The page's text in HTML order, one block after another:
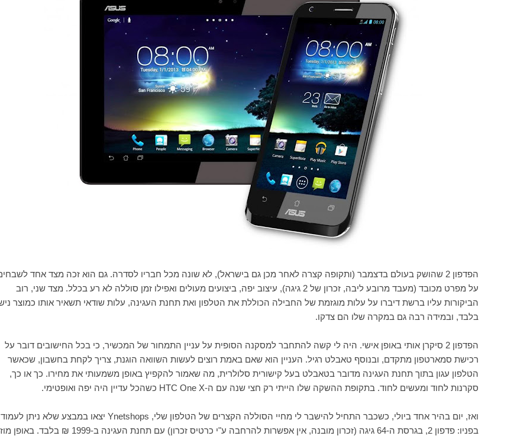
הפדפון 2 שהושק בעולם בדצמבר (ותקופה קצרה לאחר מכן גם בישראל), לא שונה מכל חבריו לסדרה. גם הוא זכה מצד אחד
על מפרט מכובד (מעבד מרובע ליבה, זכרון של 2 גיגה), עיצוב יפה, ביצועים מעולים ואפילו זמן סוללה לא רע בכלל. מצד שני, רוב
הביקורות עליו ברשת דיברו על עלות מוגזמת של החבילה הכוללת את הטלפון ואת תחנת העגינה, עלות שודאי תשאיר אותו כמוצר
בלבד, ובמידה רבה גם במקרה שלו הם צדקו.
הפדפון 2 סיקרן אותי באופן אישי. היה לי קשה להתחבר למסקנה הסופית על עניין התמחור של המכשיר, כי בכל החישובים דובר על
רכישת סמארטפון מתקדם, ובנוסף טאבלט רגיל. העניין הוא שאם באמת רוצים לעשות השוואה הוגנת, צריך לקחת בחשבון, שכאשר
הטלפון עגון בתוך תחנת העגינה מדובר בטאבלט בעל קישורית סלולרית, מה שאמור להקפיץ באופן משמעותי את מחירו. כך או כך,
סקרנות לחוד ומעשים לחוד. בתקופת ההשקה שלו הייתי רק חצי שנה עם ה-HTC One X כשהכל עדיין היה יפה ואופטימי.
ואז, יום בהיר אחד ביולי, כשכבר התחיל להישבר לי מחיי הסוללה הקצרים של הטלפון שלי, Ynetshops יצאו במבצע שלא ניתן לעמוד
בפניו: פדפון 2, בגרסת ה-64 גיגה (זכרון מובנה, אין אפשרות להרחבה ע"י כרטיס זכרון) עם תחנת העגינה ב-1999 ₪